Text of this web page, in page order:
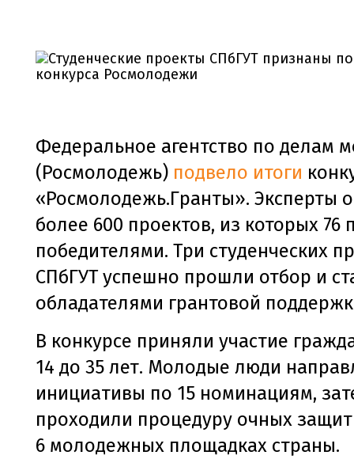
Федеральное агентство по делам
(Росмолодежь) подвело итоги
«Росмолодежь.Гранты». Эксперты
более 600 проектов, из которых 76
победителями. Три студенческих
СПбГУТ успешно прошли отбор и
обладателями грантовой
В конкурсе приняли участие
14 до 35 лет. Молодые люди
инициативы по 15 номинациям,
проходили процедуру очных
6 молодежных площадках страны.